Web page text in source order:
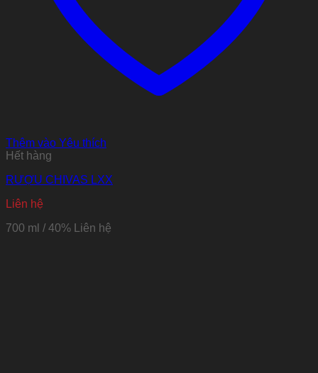
Thêm vào Yêu thích
Hết hàng
RƯỢU CHIVAS LXX
Liên hệ
700 ml / 40% Liên hệ